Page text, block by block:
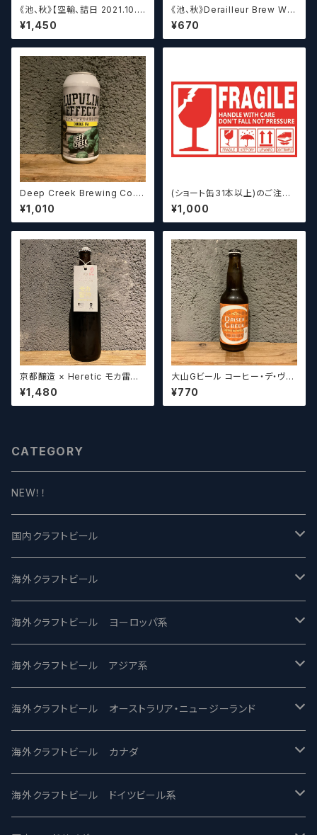
《池、秋》【空輸、詰日 2021.10.2
6】ディフィニティブ エルスウェア
/ Definitive Elsewhere
¥1,450
《池、秋》Derailleur Brew Wor
ks ANONYMOUS BREWH
OLIC FOUNDATION ディ
レイラブリューワークス
¥670
Deep Creek Brewing Co. L
upulin Effect ディープクリ
ーク ルプリン エフェクト
¥1,010
(ショート缶31本以上)のご注文
の場合いこちらをご購入くださ
い。 【クラフトビール】
¥1,000
京都醸造 × Heretic モカ雷神 /
Kyoto × Heretic MOCHA T
HUNDER【クラフトビールシザ
ーズ】
¥1,480
大山Gビール コーヒー・デ・ヴァ
イス【クラフトビール】
¥770
CATEGORY
NEW！！
国内クラフトビール
UCHU BREWING -うちゅうブルーイング
バテレ -VERTERE
2nd Story Ale Works -セカンドストーリー
ビアへるん - Beer Hearn
忽布古丹醸造 - HOP KOTAN
ワイマーケットブルーイング Y.Market Brewing
海外クラフトビール
Modern Times モダンタイムズ
Maui マウイ
Toppling Goliath トップリンゴライアス
Fair State フェアステイト
Lagunitas ラグニタス
海外クラフトビール ヨーロッパ系
UnBarred -アンバード
SAIREN /サイレン
ワイルドチャイルド - Wilde Child
BrewDog Brewery - ブリュードッグ
海外クラフトビール アジア系
gweilo-鬼佬 グウァイロ
Heart Of Darkness - ハートオブダークネス
Carbon brews -カーボン
海外クラフトビール オーストラリア・ニュージーランド
ROCKY RIDGE - ロッキーリッジ
BODRIGGY BREWING ボッドリッジー
海外クラフトビール カナダ
Jackie O's ジャッキーオーズ
海外クラフトビール ドイツビール系